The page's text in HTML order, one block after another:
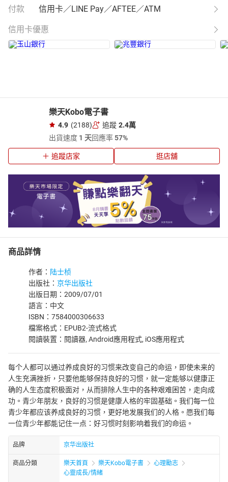
付款 信用卡／LINE Pay／AFTEE／ATM
信用卡優惠
樂天Kobo電子書
4.9 (2188) 追蹤 2.4萬
出貨速度 1 天回應率57%
追蹤店家 逛店舖
商品詳情
作者： 陆士桢
出版社： 京华出版社
出版日期：2009/07/01
語言：中文
ISBN：7584000306633
檔案格式：EPUB2-流式格式
閱讀裝置：閱讀器, Android應用程式, iOS應用程式
每个人都可以通过养成良好的习惯来改变自己的命运，即使未来的
人生充满挫折，只要他能够保持良好的习惯，就一定能够以健康正
确的人生态度积极面对，从而排除人生中的各种艰难困苦，走向成
功。青少年朋友，良好的习惯是健康人格的牢固基础。我们每一位
青少年都应该养成良好的习惯，更好地发展我们的人格。愿我们每
一位青少年都能记住一点：好习惯时刻影响着我们的命运。
品牌 京华出版社
商品分類 樂天首頁 樂天Kobo電子書
心理勵志
心靈成長/情緒